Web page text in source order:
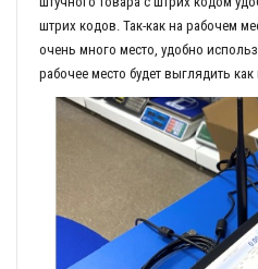
штрих кодов. Так-как на рабочем
очень много место, удобно
рабочее место будет выглядить